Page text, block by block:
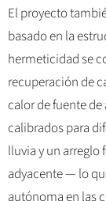
El proyecto
basado en la
hermeticidad se
recuperación de
calor de fuente
calibrados para
lluvia y un
adyacente — lo
autónoma en las